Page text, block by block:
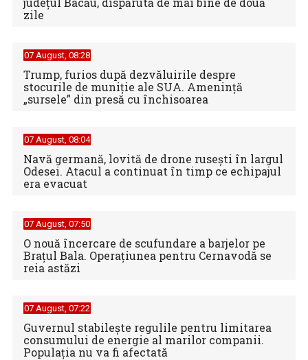
zile
07 August, 08:28
Trump, furios după dezvăluirile despre
stocurile de muniție ale SUA. Amenință
„sursele” din presă cu închisoarea
07 August, 08:04
Navă germană, lovită de drone rusești în largul
Odesei. Atacul a continuat în timp ce echipajul
era evacuat
07 August, 07:50
O nouă încercare de scufundare a barjelor pe
Brațul Bala. Operațiunea pentru Cernavodă se
reia astăzi
07 August, 07:22
Guvernul stabilește regulile pentru limitarea
consumului de energie al marilor companii.
Populația nu va fi afectată